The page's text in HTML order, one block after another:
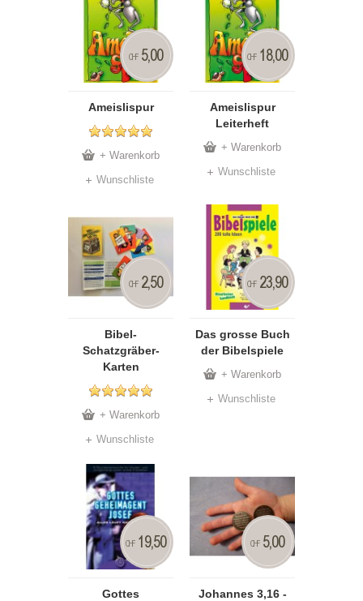
Ameislispur
CHF 5,00
+ Warenkorb
Wunschliste
Ameislispur
Leiterheft
CHF 18,00
+ Warenkorb
Wunschliste
Bibel-
Schatzgräber-
Karten
CHF 2,50
+ Warenkorb
Wunschliste
Das grosse Buch
der Bibelspiele
CHF 23,90
+ Warenkorb
Wunschliste
Gottes
CHF 19,50
Johannes 3,16 -
CHF 5,00